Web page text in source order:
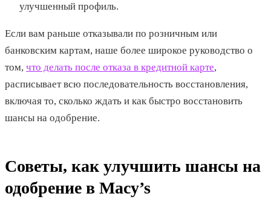
улучшенный профиль.
Если вам раньше отказывали по розничным или
банковским картам, наше более широкое руководство о
том, что делать после отказа в кредитной карте,
расписывает всю последовательность восстановления,
включая то, сколько ждать и как быстро восстановить
шансы на одобрение.
Советы, как улучшить шансы на
одобрение в Macy’s